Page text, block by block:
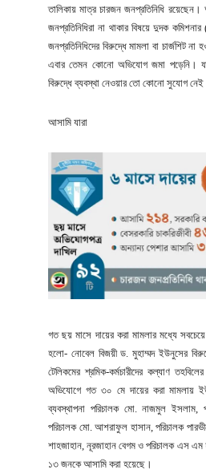
তালিকায় মাত্র চারজন জনপ্রতিনিধি রয়েছেন।
জনপ্রতিনিধিরা না থাকার বিষয়ে দুদক
জনপ্রতিনিধিদের বিরুদ্ধে মামলা বা চার্জশিট না
এবার তেমন কোনো অভিযোগ জমা পড়েনি।
বিরুদ্ধে ব্যবস্থা নেওয়ার তো কোনো সুযোগ
আসামি যারা
গত ছয় মাসে দায়ের করা মামলার মধ্যে
হলো- নোবেল বিজয়ী ড. মুহাম্মদ ইউনুসের
টেলিকমের শ্রমিক-কর্মচারীদের কল্যাণ
অভিযোগে গত ৩০ মে দায়ের করা মামলায়
ব্যবস্থাপনা পরিচালক মো. নাজমুল ইসলাম,
পরিচালক মো. আশরাফুল হাসান, পরিচালক
শাহজাহান, নূরজাহান বেগম ও পরিচালক এস
১৩ জনকে আসামি করা হয়েছে।